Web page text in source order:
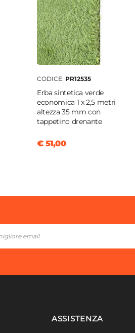
CODICE: PR12535
Erba sintetica verde
economica 1 x 2,5 metri
altezza 35 mm con
tappetino drenante
€ 51,00
ASSISTENZA